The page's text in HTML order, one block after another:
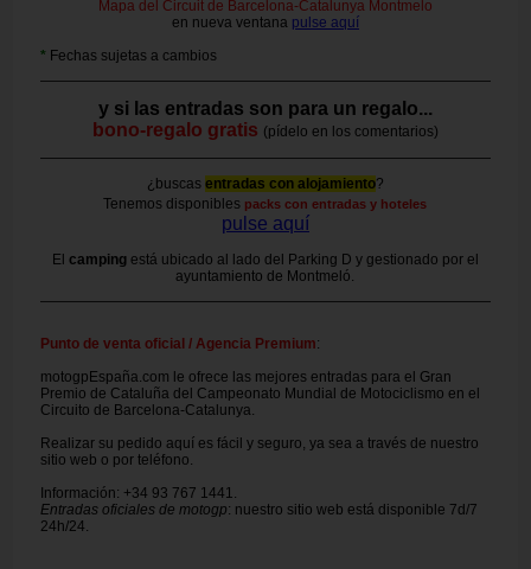
Mapa del Circuit de Barcelona-Catalunya Montmelo
en nueva ventana pulse aquí
*Fechas sujetas a cambios
y si las entradas son para un regalo...
bono-regalo gratis (pídelo en los comentarios)
¿buscas entradas con alojamiento?
Tenemos disponibles packs con entradas y hoteles
pulse aquí
El camping está ubicado al lado del Parking D y gestionado por el
ayuntamiento de Montmeló.
Punto de venta oficial / Agencia Premium:
motogpEspaña.com le ofrece las mejores entradas para el Gran
Premio de Cataluña del Campeonato Mundial de Motociclismo en el
Circuito de Barcelona-Catalunya.
Realizar su pedido aquí es fácil y seguro, ya sea a través de nuestro
sitio web o por teléfono.
Información: +34 93 767 1441.
Entradas oficiales de motogp: nuestro sitio web está disponible 7d/7
24h/24.